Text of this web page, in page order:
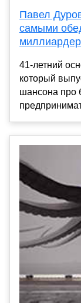
Павел
самыми
41-летний
который
шансона про